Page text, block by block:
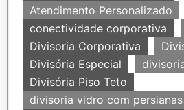
Atendimento Personalizado
conectividade corporativa
Divisoria Corporativa
Divisória Especial
Divisória Piso Teto
divisoria vidro com persianas